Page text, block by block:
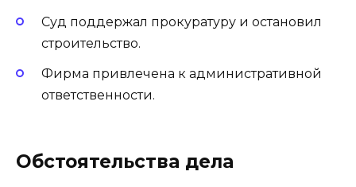
Суд поддержал прокуратуру и остановил
строительство.
Фирма привлечена к административной
ответственности.
Обстоятельства дела